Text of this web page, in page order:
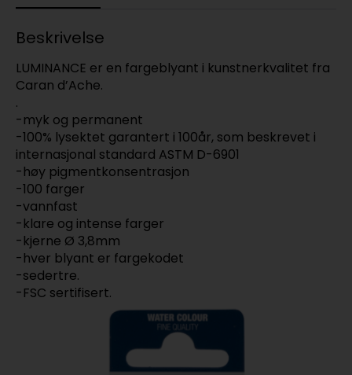
Beskrivelse
LUMINANCE er en fargeblyant i kunstnerkvalitet fra
Caran d’Ache.
.
-myk og permanent
-100% lysektet garantert i 100år, som beskrevet i
internasjonal standard ASTM D-6901
-høy pigmentkonsentrasjon
-100 farger
-vannfast
-klare og intense farger
-kjerne Ø 3,8mm
-hver blyant er fargekodet
-sedertre.
-FSC sertifisert.